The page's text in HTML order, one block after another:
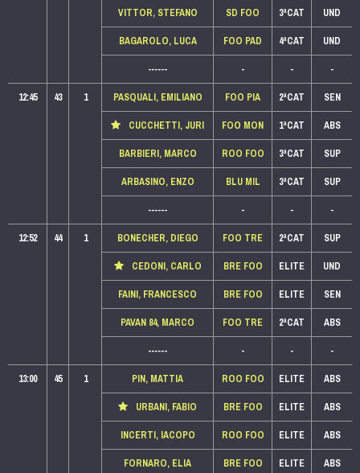
VITTOR, STEFANO SD FOO 3ªCAT
UND
BAGAROLO, LUCA
FOO PAD 4ªCAT
UND
------
- -
-
12:45
43 1 PASQUALI, EMILIANO FOO PIA 2ªCAT
SEN
CUCCHETTI, JURI
FOO MON 1ªCAT
ABS
BARBIERI, MARCO
ROO FOO 3ªCAT
SUP
ARBASINO, ENZO
BLU MIL 3ªCAT
SUP
------
- -
-
12:52
44 1 BONECHER, DIEGO FOO TRE 2ªCAT
SUP
CEDONI, CARLO
BRE FOO ELITE
UND
FAINI, FRANCESCO
BRE FOO ELITE
SEN
PAVAN 84, MARCO
FOO TRE 2ªCAT
ABS
------
- -
-
13:00
45 1 PIN, MATTIA ROO FOO ELITE
ABS
URBANI, FABIO
BRE FOO ELITE
ABS
INCERTI, IACOPO
ROO FOO ELITE
ABS
FORNARO, ELIA
BRE FOO ELITE
ABS